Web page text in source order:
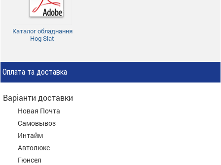
Каталог обладнання
Hog Slat
Оплата та доставка
Варіанти доставки
Новая Почта
Самовывоз
Интайм
Автолюкс
Гюнсел